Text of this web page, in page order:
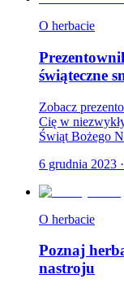
O herbacie
świąteczne
Zobacz
Cię w
Świąt Bożego
6 grudnia 2023 ·
O herbacie
Poznaj
nastroju